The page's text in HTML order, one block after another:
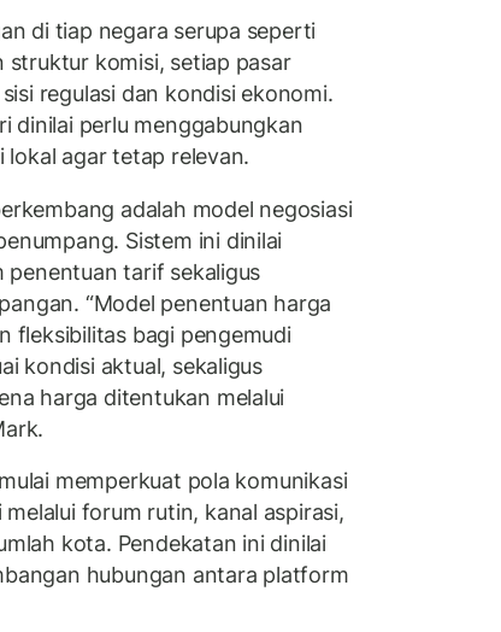
di tiap negara serupa seperti
struktur komisi, setiap pasar
regulasi dan kondisi ekonomi.
dinilai perlu menggabungkan
lokal agar tetap relevan.
adalah model negosiasi
Sistem ini dinilai
penentuan tarif sekaligus
“Model penentuan harga
fleksibilitas bagi pengemudi
kondisi aktual, sekaligus
harga ditentukan melalui
memperkuat pola komunikasi
forum rutin, kanal aspirasi,
kota. Pendekatan ini dinilai
hubungan antara platform